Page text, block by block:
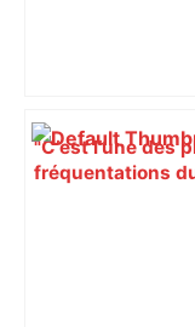
"C’est l’une des
fréquentations